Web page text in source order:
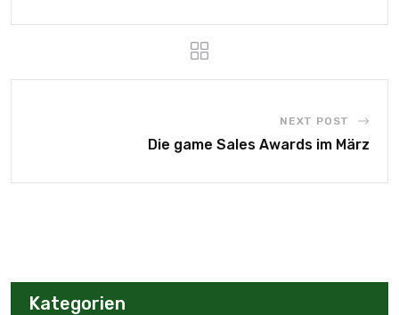
NEXT POST
Die game Sales Awards im März
Kategorien